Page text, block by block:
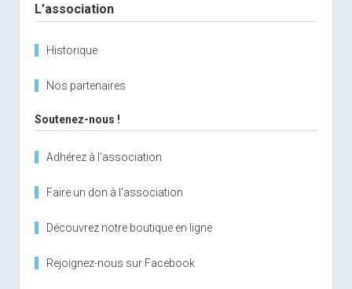
L’association
Historique
Nos partenaires
Soutenez-nous !
Adhérez à l'association
Faire un don à l'association
Découvrez notre boutique en ligne
Rejoignez-nous sur Facebook